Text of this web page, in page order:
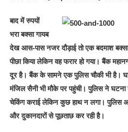
बाद में रुपयों
भरा बक्सा गायब
देख आस-पास नजर दौड़ाई तो एक बदमाश
पीछा किया लेकिन वह फरार हो गया। बैंक
दूर है। बैंक के सामने एक पुलिस चौकी भी है।
मंजिल सैनी भी मौके पर पहुंची। पुलिस ने
चेकिंग कराई लेकिन कुछ हाथ न लगा। पुलिस
और दुकानदारों से पूछताछ कर रही है।